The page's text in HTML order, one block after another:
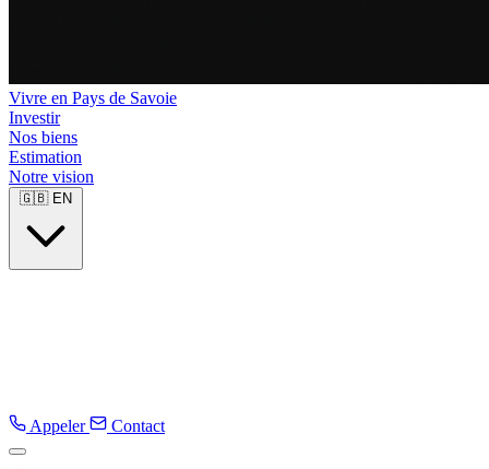
Vivre en Pays de Savoie
Investir
Nos biens
Estimation
Notre vision
🇬🇧 EN
Appeler Contact